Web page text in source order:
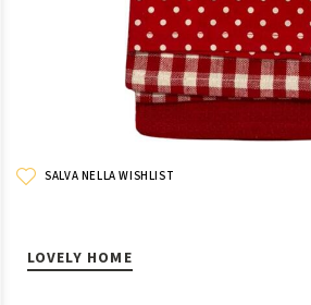
SALVA NELLA WISHLIST
LOVELY HOME